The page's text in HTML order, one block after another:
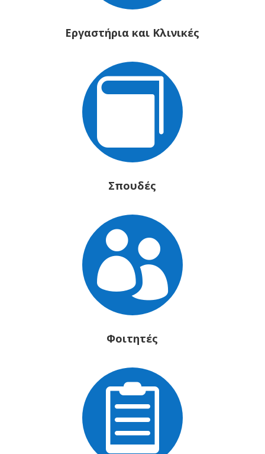
Εργαστήρια και Κλινικές

Σπουδές

Φοιτητές
